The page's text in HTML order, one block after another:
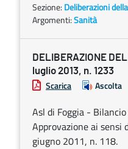
Sezione: Deliberazioni
Argomenti:Sanità
DELIBERAZIONE
luglio 2013, n. 1233
Scarica Ascolta
Asl di Foggia -
Approvazione ai sensi
giugno 2011, n. 118.